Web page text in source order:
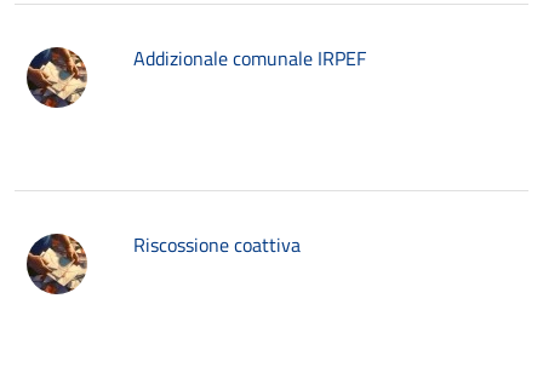
Addizionale comunale IRPEF
Riscossione coattiva